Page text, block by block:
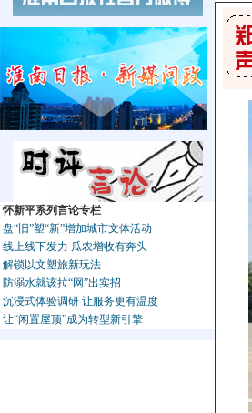
怀新平系列言论专栏
盘“旧”塑“新”增加城市文体活动
线上线下发力 瓜农增收有奔头
解锁以文塑旅新玩法
防溺水就该拉“网”出实招
沉浸式体验调研 让服务更有温度
让“闲置屋顶”成为转型新引擎